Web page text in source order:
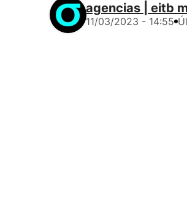
agencias | eitb
11/03/2023 - 14:55